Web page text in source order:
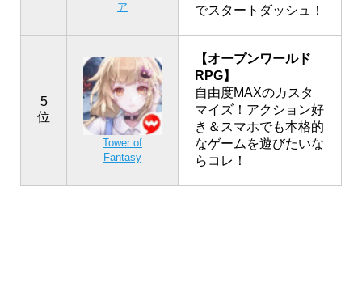
ア
でスタートダッシュ！
5
位
Tower of
Fantasy
【オープンワールド
RPG】
自由度MAXのカスタ
マイズ！アクション好
き＆スマホでも本格的
なゲームを遊びたいな
らコレ！